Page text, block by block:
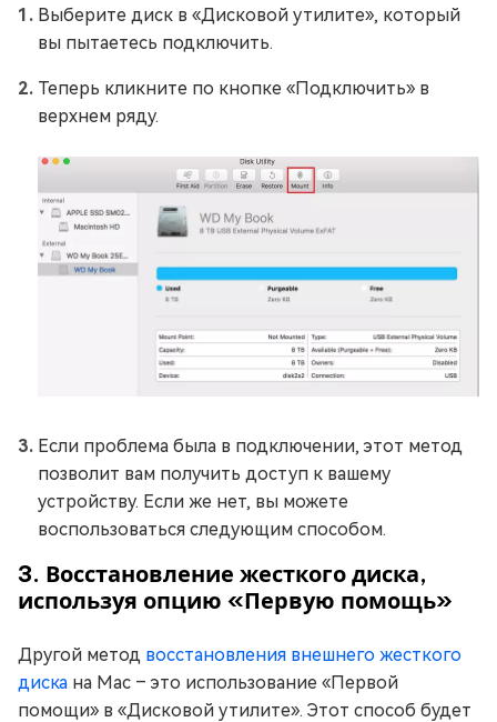
Выберите диск в «Дисковой утилите», который
вы пытаетесь подключить.
Теперь кликните по кнопке «Подключить» в
верхнем ряду.
Если проблема была в подключении, этот метод
позволит вам получить доступ к вашему
устройству. Если же нет, вы можете
воспользоваться следующим способом.
3. Восстановление жесткого диска,
используя опцию «Первую помощь»
Другой метод восстановления внешнего жесткого
диска на Mac – это использование «Первой
помощи» в «Дисковой утилите». Этот способ будет